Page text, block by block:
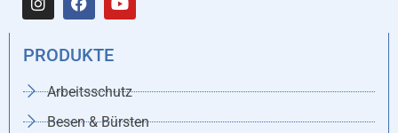
PRODUKTE
Arbeitsschutz
Besen & Bürsten